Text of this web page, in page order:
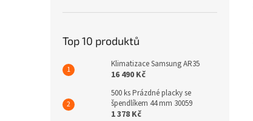
Top 10 produktů
Klimatizace Samsung AR35
16 490 Kč
500 ks Prázdné placky se
špendlíkem 44 mm 30059
1 378 Kč